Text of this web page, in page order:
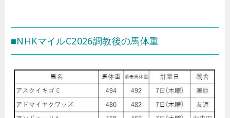
■NHKマイルC2026調教後の馬体重